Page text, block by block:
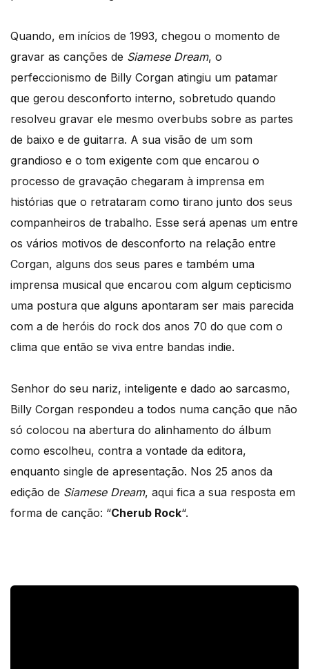
Quando, em inícios de 1993, chegou o momento de
gravar as canções de Siamese Dream, o
perfeccionismo de Billy Corgan atingiu um patamar
que gerou desconforto interno, sobretudo quando
resolveu gravar ele mesmo overbubs sobre as partes
de baixo e de guitarra. A sua visão de um som
grandioso e o tom exigente com que encarou o
processo de gravação chegaram à imprensa em
histórias que o retrataram como tirano junto dos seus
companheiros de trabalho. Esse será apenas um entre
os vários motivos de desconforto na relação entre
Corgan, alguns dos seus pares e também uma
imprensa musical que encarou com algum cepticismo
uma postura que alguns apontaram ser mais parecida
com a de heróis do rock dos anos 70 do que com o
clima que então se viva entre bandas indie.
Senhor do seu nariz, inteligente e dado ao sarcasmo,
Billy Corgan respondeu a todos numa canção que não
só colocou na abertura do alinhamento do álbum
como escolheu, contra a vontade da editora,
enquanto single de apresentação. Nos 25 anos da
edição de Siamese Dream, aqui fica a sua resposta em
forma de canção: “Cherub Rock“.